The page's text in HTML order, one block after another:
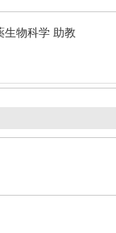
生物科学 助教